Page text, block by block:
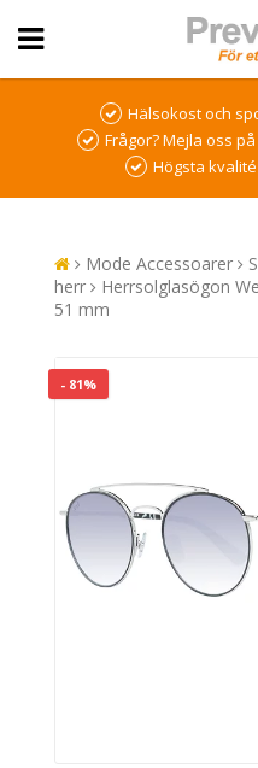
Hälsokost och
Frågor? Mejla oss
Högsta
Mode Accessoarer
herr
Herrsolglasögon
51 mm
- 81%